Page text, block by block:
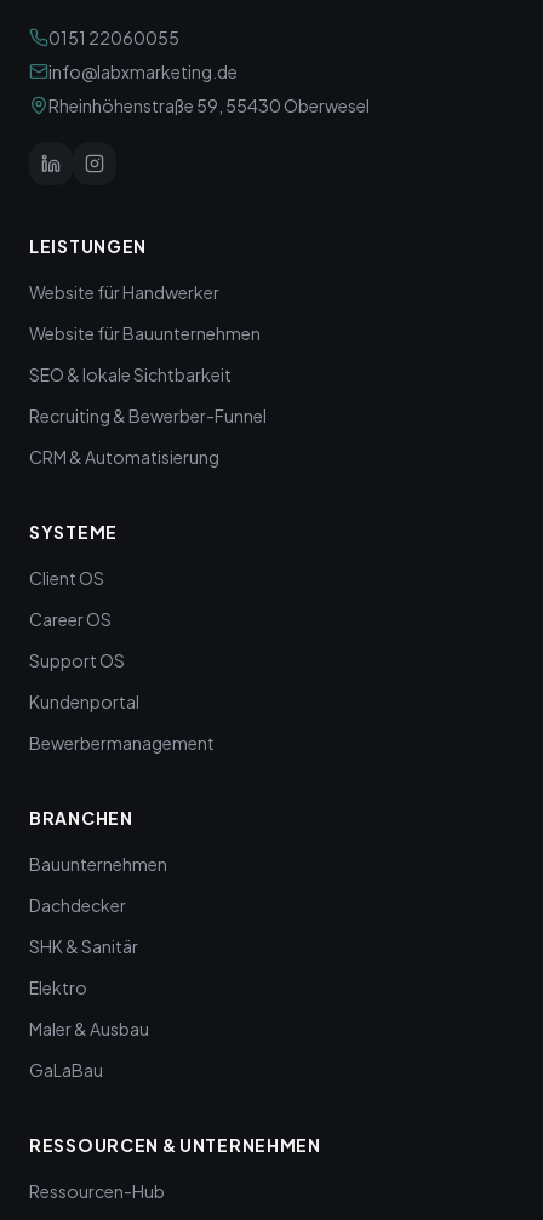
0151 22060055
info@labxmarketing.de
Rheinhöhenstraße 59, 55430 Oberwesel
LEISTUNGEN
Website für Handwerker
Website für Bauunternehmen
SEO & lokale Sichtbarkeit
Recruiting & Bewerber-Funnel
CRM & Automatisierung
SYSTEME
Client OS
Career OS
Support OS
Kundenportal
Bewerbermanagement
BRANCHEN
Bauunternehmen
Dachdecker
SHK & Sanitär
Elektro
Maler & Ausbau
GaLaBau
RESSOURCEN & UNTERNEHMEN
Ressourcen-Hub